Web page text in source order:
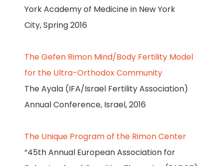
York Academy of Medicine in New York
City, Spring 2016
The Gefen Rimon Mind/Body Fertility Model
for the Ultra-Orthodox Community
The Ayala (IFA/Israel Fertility Association)
Annual Conference, Israel, 2016
The Unique Program of the Rimon Center
“45th Annual European Association for